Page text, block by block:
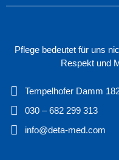
Pflege bedeutet für uns
Respekt und
Tempelhofer Damm
030 – 682 299 313
info@deta-med.com